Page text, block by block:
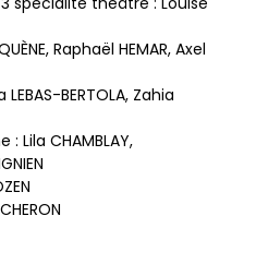
Raphaël HEMAR, Axel
BERTOLA, Zahia
Lila CHAMBLAY,